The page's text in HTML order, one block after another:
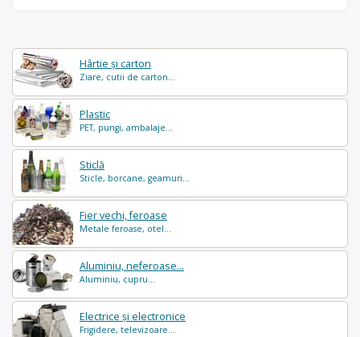
Hârtie și carton
Ziare, cutii de carton...
Plastic
PET, pungi, ambalaje...
Sticlă
Sticle, borcane, geamuri...
Fier vechi, feroase
Metale feroase, otel...
Aluminiu, neferoase...
Aluminiu, cupru...
Electrice și electronice
Frigidere, televizoare...